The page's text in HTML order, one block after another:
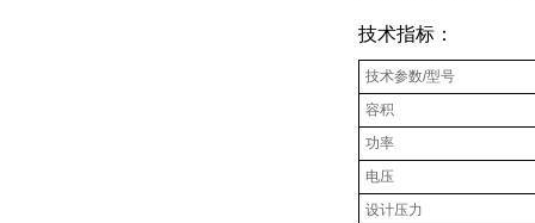
技术指标：
技术参数/型号
容积
功率
电压
设计压力